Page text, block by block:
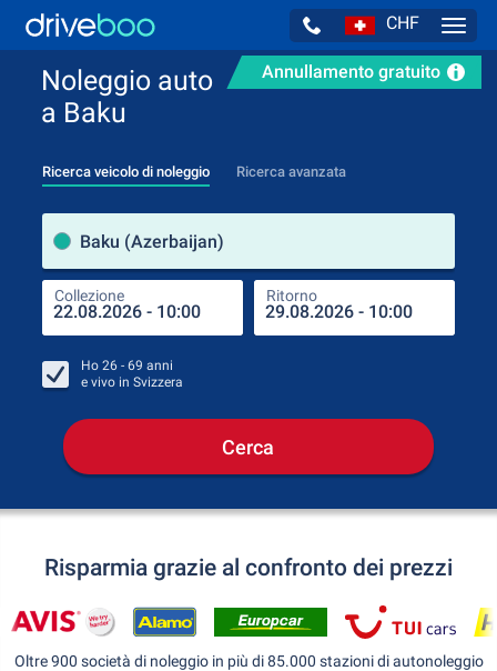
CHF
Annullamento gratuito
Noleggio auto
a Baku
Ricerca veicolo di noleggio Ricerca avanzata
Baku (Azerbaijan)
Collezione Ritorno
Ho 26 - 69 anni
e vivo in Svizzera
Cerca
Risparmia grazie al confronto dei prezzi
Oltre 900 società di noleggio in più di 85.000 stazioni di autonoleggio